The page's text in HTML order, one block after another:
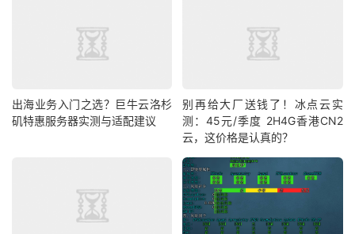
出海业务入门之选？巨牛云洛杉
矶特惠服务器实测与适配建议
别再给大厂送钱了！冰点云实
测：45元/季度 2H4G香港CN2
云，这价格是认真的？